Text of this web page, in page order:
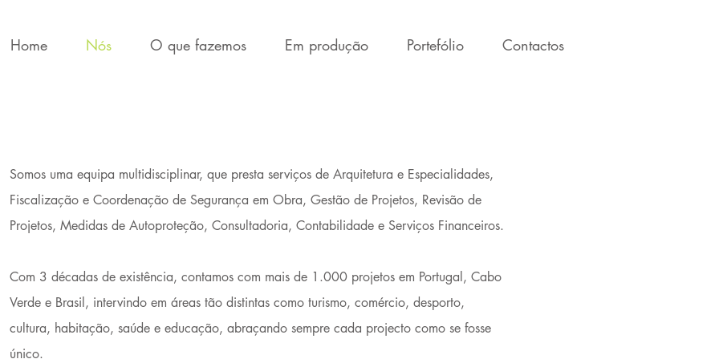
Home Nós O que fazemos Em produção Portefólio Contactos
Somos uma equipa multidisciplinar, que presta serviços de Arquitetura e Especialidades,
Fiscalização e Coordenação de Segurança em Obra, Gestão de Projetos, Revisão de
Projetos, Medidas de Autoproteção, Consultadoria, Contabilidade e Serviços Financeiros.
Com 3 décadas de existência, contamos com mais de 1.000 projetos em Portugal, Cabo
Verde e Brasil, intervindo em áreas tão distintas como turismo, comércio, desporto,
cultura, habitação, saúde e educação, abraçando sempre cada projecto como se fosse
único.